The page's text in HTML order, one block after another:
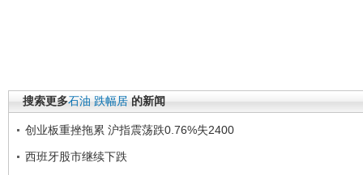
搜索更多石油 跌幅居 的新闻
创业板重挫拖累 沪指震荡跌0.76%失2400
西班牙股市继续下跌